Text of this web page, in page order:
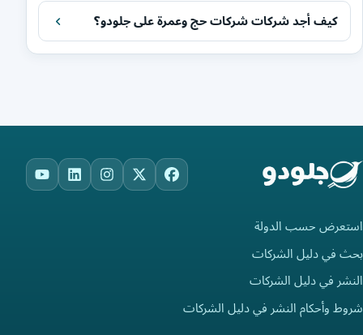
كيف أجد شركات شركات حج وعمرة على جلودو؟
Facebook
X
Instagram
LinkedIn
استعرض حسب الدولة
بحث في دليل الشركات
النشر في دليل الشركات
شروط وأحكام النشر في دليل الشركات